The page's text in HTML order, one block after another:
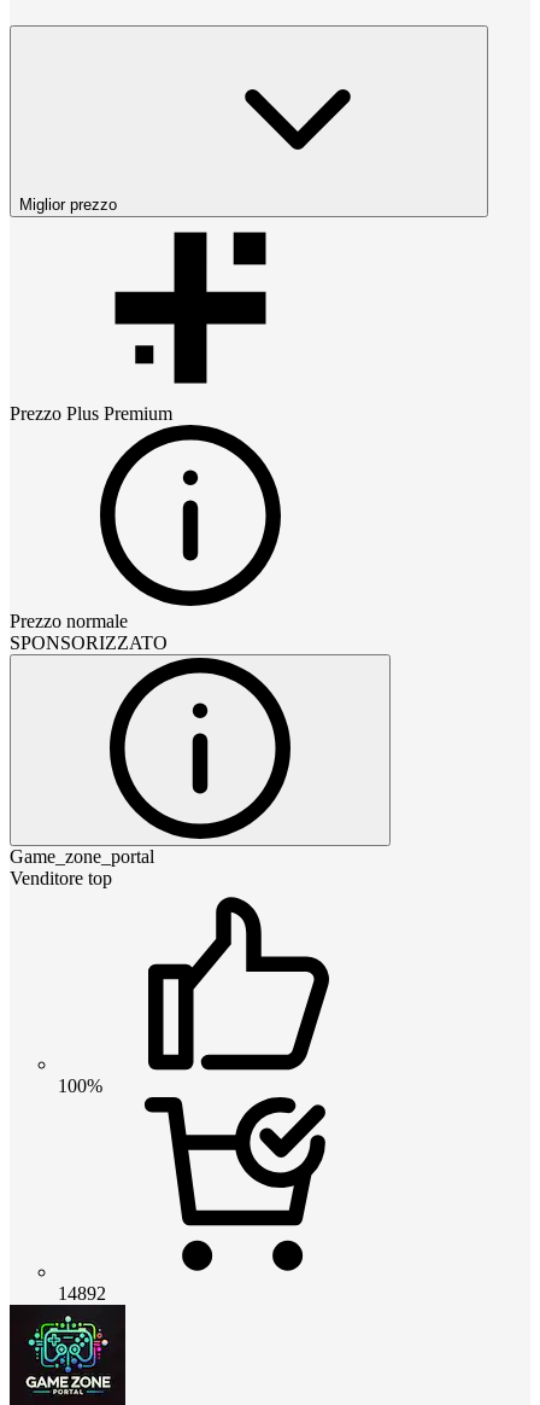
Miglior prezzo
Prezzo Plus Premium
Prezzo normale
SPONSORIZZATO
Game_zone_portal
Venditore top
100%
14892